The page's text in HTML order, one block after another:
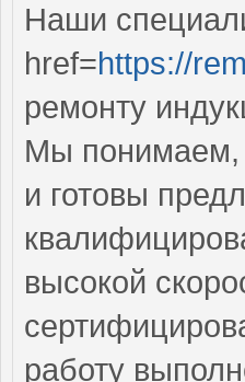
Наши
href=https://
ремонту
Мы понимаем,
и готовы
высокой
работу